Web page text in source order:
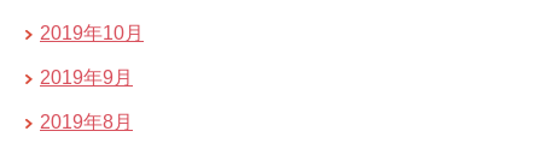
2019年10月
2019年9月
2019年8月